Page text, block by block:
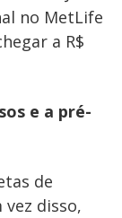
no MetLife
a R$
e a pré-
de
disso,